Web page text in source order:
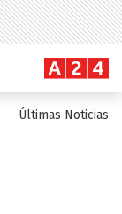
Últimas Noticias